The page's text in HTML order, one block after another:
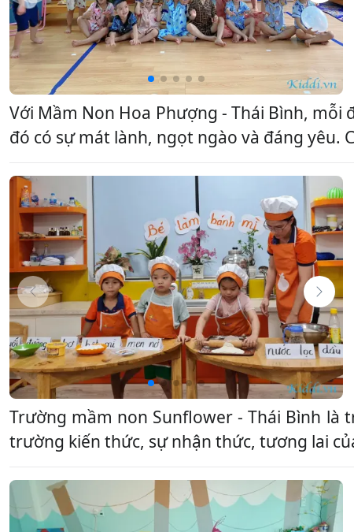
Với Mầm Non Hoa Phượng - Thái Bình,
đó có sự mát lành, ngọt ngào và đáng yêu.
Trường mầm non Sunflower - Thái Bình là
trường kiến thức, sự nhận thức, tương lai